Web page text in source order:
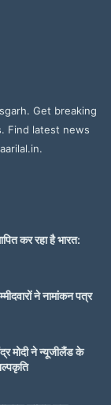
Get breaking
Find latest news
कर रहा है भारत:
ने नामांकन पत्र
मोदी ने न्यूजीलैंड के